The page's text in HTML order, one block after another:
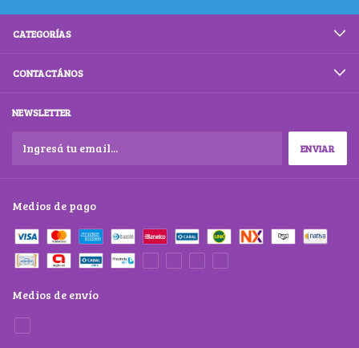
CATEGORÍAS
CONTACTÁNOS
NEWSLETTER
Medios de pago
Medios de envío